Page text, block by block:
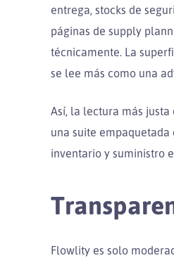
entrega, stocks de
páginas de supply
técnicamente. La
se lee más como una
Así, la lectura más
una suite
inventario y suministro
Flowlity es solo